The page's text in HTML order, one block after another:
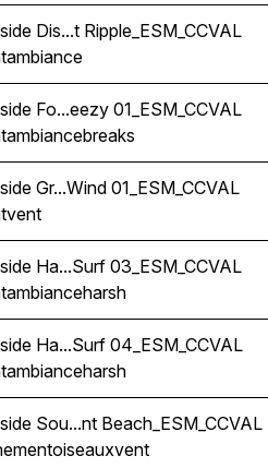
Distant Crashing Surf Greece
Dis...t Ripple_ESM_CCVAL
ambiance
Foamy Shore Break Breezy
Fo...eezy 01_ESM_CCVAL
ambiancebreaks
Greece Shoreline Waves
Gr...Wind 01_ESM_CCVAL
vent
Harsh Waves Lapping Surf
Ha...Surf 03_ESM_CCVAL
ambianceharsh
Harsh Waves Lapping Surf
Ha...Surf 04_ESM_CCVAL
ambianceharsh
Sounds In Greece Birds
Sou...nt Beach_ESM_CCVAL
oiseauxvent